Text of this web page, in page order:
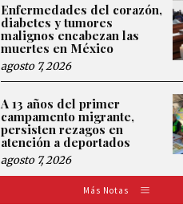
Enfermedades del corazón,
diabetes y tumores
malignos encabezan las
muertes en México
agosto 7, 2026
A 13 años del primer
campamento migrante,
persisten rezagos en
atención a deportados
agosto 7, 2026
Más Notas